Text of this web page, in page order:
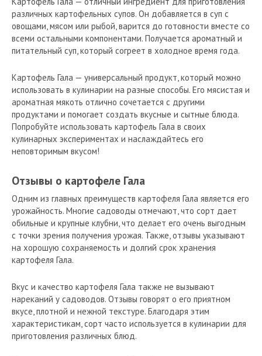
различных картофельных супов. Он добавляется в суп с
овощами, мясом или рыбой, варится до готовности вместе со
всеми остальными компонентами. Получается ароматный и
питательный суп, который согреет в холодное время года.
Картофель Гала — универсальный продукт, который можно
использовать в кулинарии на разные способы. Его мясистая и
ароматная мякоть отлично сочетается с другими
продуктами и помогает создать вкусные и сытные блюда.
Попробуйте использовать картофель Гала в своих
кулинарных экспериментах и наслаждайтесь его
неповторимым вкусом!
Отзывы о картофеле Гала
Одним из главных преимуществ картофеля Гала является его
урожайность. Многие садоводы отмечают, что сорт дает
обильные и крупные клубни, что делает его очень выгодным
с точки зрения получения урожая. Также, отзывы указывают
на хорошую сохраняемость и долгий срок хранения
картофеля Гала.
Вкус и качество картофеля Гала также не вызывают
нареканий у садоводов. Отзывы говорят о его приятном
вкусе, плотной и нежной текстуре. Благодаря этим
характеристикам, сорт часто используется в кулинарии для
приготовления различных блюд.